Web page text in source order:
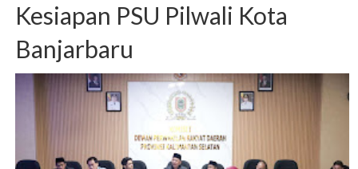
Kesiapan PSU Pilwali Kota
Banjarbaru